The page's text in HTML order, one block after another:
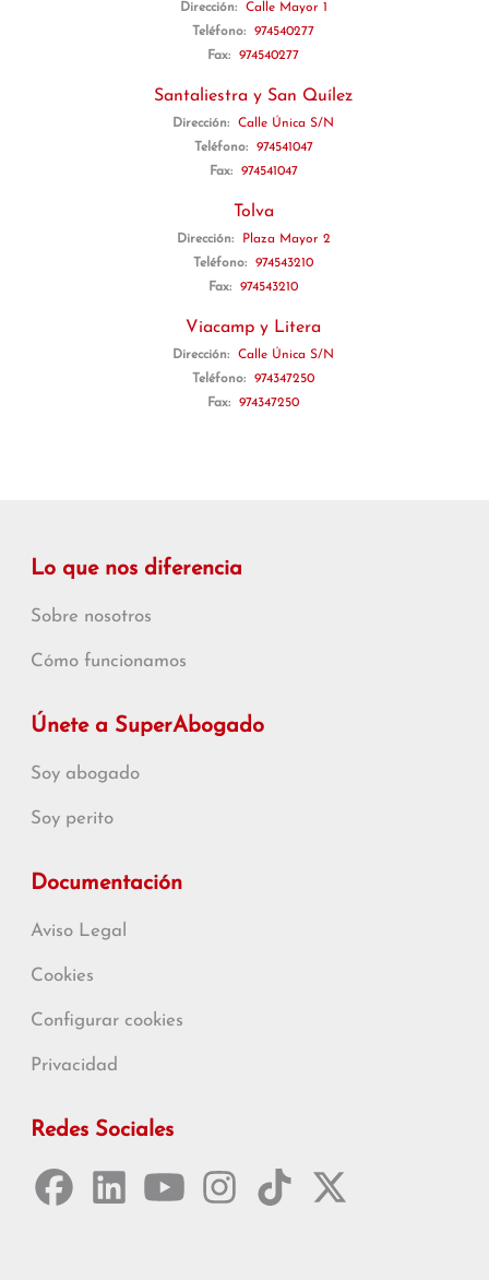
Dirección:
Calle Mayor 1
Teléfono:
974540277
Fax:
974540277
Santaliestra y San Quílez
Dirección:
Calle Única S/N
Teléfono:
974541047
Fax:
974541047
Tolva
Dirección:
Plaza Mayor 2
Teléfono:
974543210
Fax:
974543210
Viacamp y Litera
Dirección:
Calle Única S/N
Teléfono:
974347250
Fax:
974347250
Lo que nos diferencia
Sobre nosotros
Cómo funcionamos
Únete a SuperAbogado
Soy abogado
Soy perito
Documentación
Aviso Legal
Cookies
Configurar cookies
Privacidad
Redes Sociales